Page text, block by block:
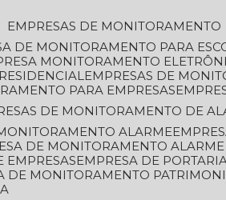
EMPRESAS DE MONITORAMENTO
DE MONITORAMENTO PARA
MONITORAMENTO
EMPRESAS DE
PARA EMPRESAS
DE MONITORAMENTO DE
MONITORAMENTO ALARME
DE MONITORAMENTO ALARME
EMPRESAS
EMPRESA DE
DE MONITORAMENTO